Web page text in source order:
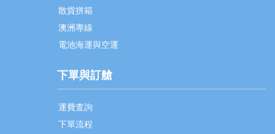
散貨拼箱
澳洲專線
電池海運與空運
下單與訂艙
運費査詢
下單流程